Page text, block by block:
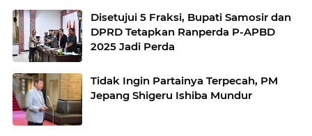
Disetujui 5 Fraksi, Bupati Samosir dan
DPRD Tetapkan Ranperda P-APBD
2025 Jadi Perda
Tidak Ingin Partainya Terpecah, PM
Jepang Shigeru Ishiba Mundur